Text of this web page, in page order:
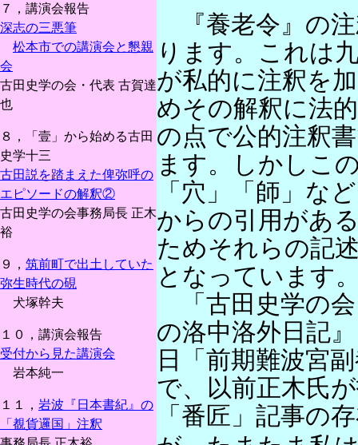
７，講演会報告
深志の三悪筆
松本市での講演会と懇親
会
古田史学の会・代表 古賀達
也
８，「壹」から始める古田
史学十三
古田説を踏まえた俾弥呼の
エピソードの解釈②
古田史学の会事務局長 正木
裕
９， 筑前町で出土していた
弥生時代の硯
犬塚幹夫
１０，講演会報告
受付から見た講演会
岩本純一
１１， 岩波『日本書紀』の
「覩貨邏国」注釈
『養老令』の
ります。これは
が私的に注釈を
めその解釈に法
の点で公的注釈
ます。しかしこ
「穴」「師」な
からの引用があ
ためそれらの記
となっています
「古田史学の会
の洛中洛外日記
日「前期難波宮
で、以前正木氏
「番匠」記事の